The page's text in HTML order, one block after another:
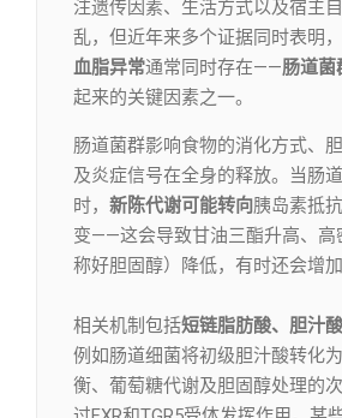
注遗传因素、生活方式以及宿主
乱，但近年来多个证据同时表明，
血脂异常通常同时存在——肠道菌
起来的关键因素之一。
肠道菌群影响食物的消化方式、
及炎症信号在全身的释放。当肠
时， 新陈代谢可能转向胰岛素抵
变——这会导致甘油三酯升高、高
称好胆固醇）降低，有时还会增加
相关机制包括短链脂肪酸、胆汁酸
例如肠道细菌将初级胆汁酸转化
衡、葡萄糖代谢及胆固醇处理的